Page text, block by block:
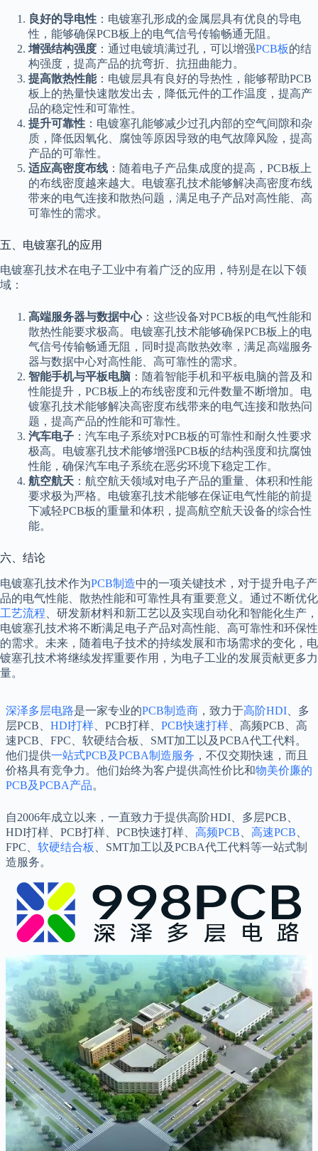
良好的导电性 ：电镀塞孔形成的金属层具有优良的导电
性，能够确保PCB板上的电气信号传输畅通无阻。
增强结构强度 ：通过电镀填满过孔，可以增强PCB板的结
构强度，提高产品的抗弯折、抗扭曲能力。
提高散热性能：电镀层具有良好的导热性，能够帮助PCB
板上的热量快速散发出去，降低元件的工作温度，提高产
品的稳定性和可靠性。
提升可靠性 ：电镀塞孔能够减少过孔内部的空气间隙和杂
质，降低因氧化、腐蚀等原因导致的电气故障风险，提高
产品的可靠性。
适应高密度布线 ：随着电子产品集成度的提高，PCB板上
的布线密度越来越大。电镀塞孔技术能够解决高密度布线
带来的电气连接和散热问题，满足电子产品对高性能、高
可靠性的需求。
五、电镀塞孔的应用
电镀塞孔技术在电子工业中有着广泛的应用，特别是在以下领
域：
高端服务器与数据中心：这些设备对PCB板的电气性能和
散热性能要求极高。电镀塞孔技术能够确保PCB板上的电
气信号传输畅通无阻，同时提高散热效率，满足高端服务
器与数据中心对高性能、高可靠性的需求。
智能手机与平板电脑 ：随着智能手机和平板电脑的普及和
性能提升，PCB板上的布线密度和元件数量不断增加。电
镀塞孔技术能够解决高密度布线带来的电气连接和散热问
题，提高产品的性能和可靠性。
汽车电子 ：汽车电子系统对PCB板的可靠性和耐久性要求
极高。电镀塞孔技术能够增强PCB板的结构强度和抗腐蚀
性能，确保汽车电子系统在恶劣环境下稳定工作。
航空航天 ：航空航天领域对电子产品的重量、体积和性能
要求极为严格。电镀塞孔技术能够在保证电气性能的前提
下减轻PCB板的重量和体积，提高航空航天设备的综合性
能。
六、结论
电镀塞孔技术作为PCB制造中的一项关键技术，对于提升电子产
品的电气性能、散热性能和可靠性具有重要意义。通过不断优化
工艺流程 、研发新材料和新工艺以及实现自动化和智能化生产，
电镀塞孔技术将不断满足电子产品对高性能、高可靠性和环保性
的需求。未来，随着电子技术的持续发展和市场需求的变化，电
镀塞孔技术将继续发挥重要作用，为电子工业的发展贡献更多力
量。
深泽多层电路是一家专业的PCB制造商 ，致力于高阶HDI 、多
层PCB、 HDI打样 、PCB打样、 PCB快速打样 、高频PCB、高
速PCB、FPC、软硬结合板、SMT加工以及PCBA代工代料。
他们提供一站式PCB及PCBA制造服务 ，不仅交期快速，而且
价格具有竞争力。他们始终为客户提供高性价比和物美价廉的
PCB及PCBA产品。
自2006年成立以来，一直致力于提供高阶HDI、多层PCB、
HDI打样、PCB打样、PCB快速打样、 高频PCB 高速PCB
FPC、 软硬结合板
、SMT加工以及PCBA代工代料等一站式制
造服务。